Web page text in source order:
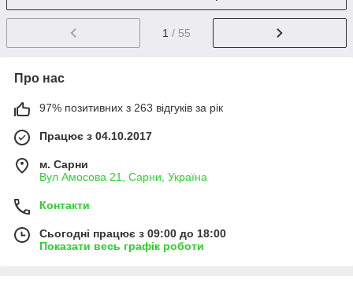
1 / 55
Про нас
97% позитивних з 263 відгуків за рік
Працює з 04.10.2017
м. Сарни
Вул Амосова 21, Сарни, Україна
Контакти
Сьогодні працює з 09:00 до 18:00
Показати весь графік роботи